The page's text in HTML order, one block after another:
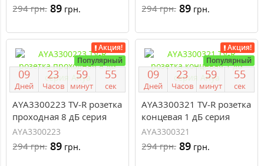
294грн. 89 грн. 294грн. 89 грн.
Акция!
Популярный
09
Дней
23
Часов
59
минут
54
сек
AYA3300223 TV-R розетка
проходная 8 дБ серия
Anya
AYA3300223
294грн. 89 грн.
Акция!
Популярный
09
Дней
23
Часов
59
минут
54
сек
AYA3300321 TV-R розетка
концевая 1 дБ серия
Anya
AYA3300321
294грн. 89 грн.